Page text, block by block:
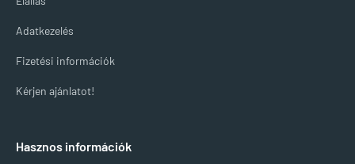
Adatkezelés
Fizetési információk
Kérjen ajánlatot!
Hasznos információk